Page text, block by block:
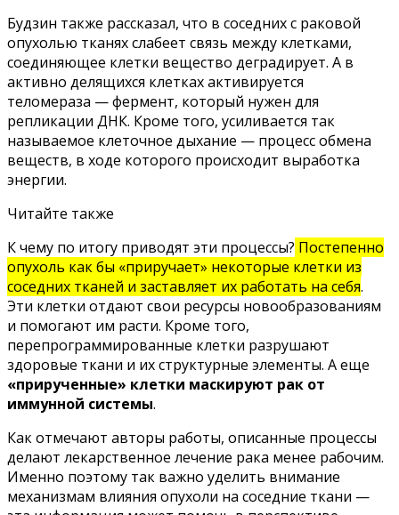
Будзин также рассказал, что в соседних с раковой
опухолью тканях слабеет связь между клетками,
соединяющее клетки вещество деградирует. А в
активно делящихся клетках активируется
теломераза — фермент, который нужен для
репликации ДНК. Кроме того, усиливается так
называемое клеточное дыхание — процесс обмена
веществ, в ходе которого происходит выработка
энергии.
Читайте также
К чему по итогу приводят эти процессы? Постепенно
опухоль как бы «приручает» некоторые клетки из
соседних тканей и заставляет их работать на себя.
Эти клетки отдают свои ресурсы новообразованиям
и помогают им расти. Кроме того,
перепрограммированные клетки разрушают
здоровые ткани и их структурные элементы. А еще
«прирученные» клетки маскируют рак от
иммунной системы.
Как отмечают авторы работы, описанные процессы
делают лекарственное лечение рака менее рабочим.
Именно поэтому так важно уделить внимание
механизмам влияния опухоли на соседние ткани —